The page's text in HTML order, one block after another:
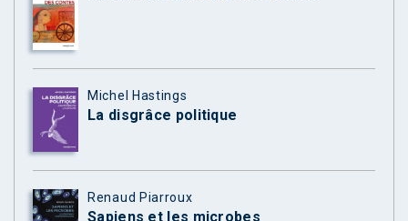
Michel Hastings
La disgrâce politique
Renaud Piarroux
Sapiens et les microbes